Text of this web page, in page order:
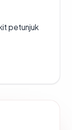
petunjuk